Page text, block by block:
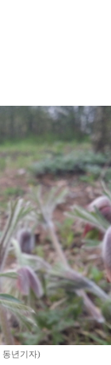
동년기자)